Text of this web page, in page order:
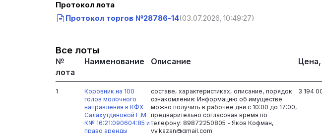
Протокол лота
Протокол торгов №28786-14(03.07.2026, 10:49:27)
Все лоты
№
лота
Наименование Описание Цена,
1
Коровник на 100
голов молочного
направления в КФХ
Салахутдиновой Г.М.
К№ 16:21:090604:85 и
право аренды
составе, характеристиках, описание, порядок
ознакомления: Информацию об имуществе
можно получить в рабочее дни с 10:00 до 17:00,
предварительно согласовав время по
телефону: 89872250805 - Яков Кофман,
yy.kazan@gmail.com
3 194